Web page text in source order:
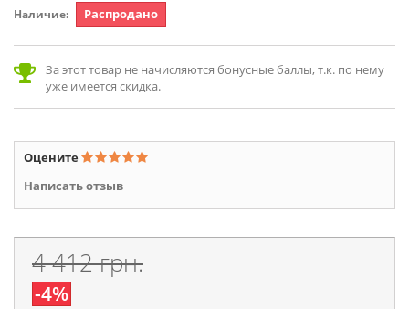
Наличие: Распродано
За этот товар не начисляются бонусные баллы, т.к. по нему
уже имеется скидка.
Оцените
Написать отзыв
4 412 грн.
-4%